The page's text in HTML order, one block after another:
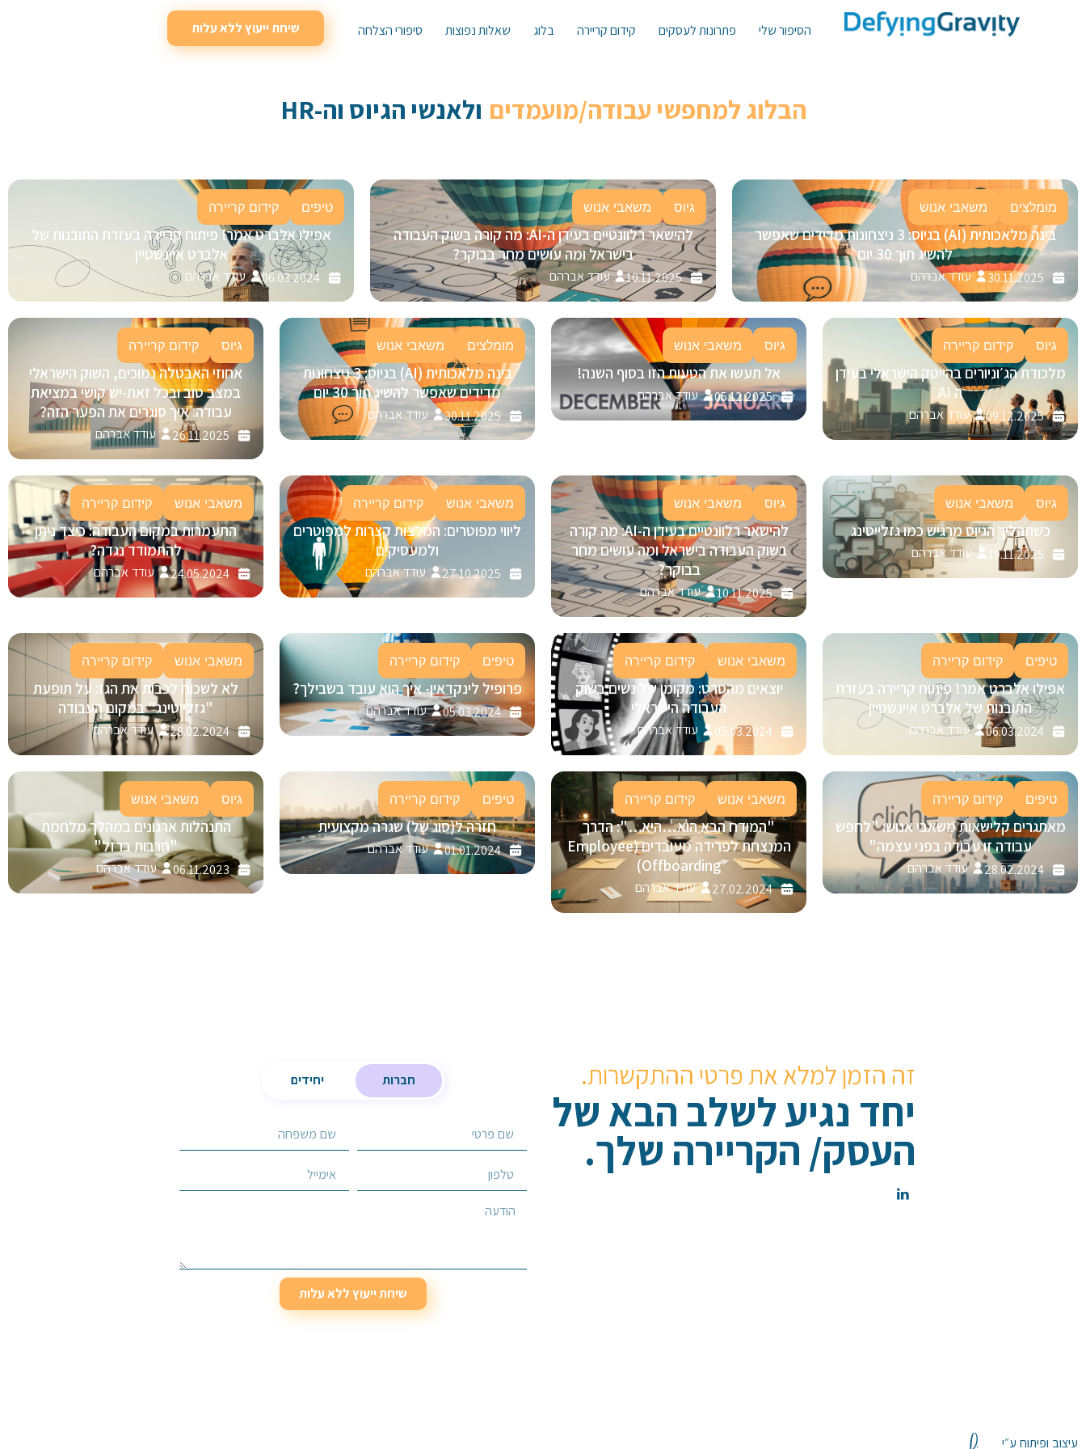
הסיפור שלי פתרונות לעסקים קידום קריירה בלוג שאלות נפוצות סיפורי הצלחה שיחת ייעוץ ללא עלות
הבלוג למחפשי עבודה/מועמדים ולאנשי הגיוס וה-HR
מומלצים משאבי אנוש
בינה מלאכותית (AI) בגיוס: 3 ניצחונות מדידים שאפשר
להשיג תוך 30 יום
30.11.2025 עודד אברהם
גיוס משאבי אנוש
להישאר רלוונטיים בעידן ה-AI: מה קורה בשוק העבודה
בישראל ומה עושים מחר בבוקר?
10.11.2025 עודד אברהם
טיפים קידום קריירה
אפילו אלברט אמר! פיתוח קריירה בעזרת התובנות של
אלברט איינשטיין
06.03.2024 עודד אברהם
גיוס קידום קריירה
מלכודת הג׳וניורים בהייטק הישראלי בעידן
ה AI
09.12.2025 עודד אברהם
גיוס משאבי אנוש
אל תעשו את הטעות הזו בסוף השנה!
05.12.2025 עודד אברהם
מומלצים משאבי אנוש
בינה מלאכותית (AI) בגיוס: 3 ניצחונות
מדידים שאפשר להשיג תוך 30 יום
30.11.2025 עודד אברהם
גיוס קידום קריירה
אחוזי האבטלה נמוכים, השוק הישראלי
במצב טוב ובכל זאת-יש קושי במציאת
עבודה. איך סוגרים את הפער הזה?
26.11.2025 עודד אברהם
גיוס משאבי אנוש
כשתהליך הגיוס מרגיש כמו גזלייטינג
19.11.2025 עודד אברהם
גיוס משאבי אנוש
להישאר רלוונטיים בעידן ה-AI: מה קורה
בשוק העבודה בישראל ומה עושים מחר
בבוקר?
10.11.2025 עודד אברהם
משאבי אנוש קידום קריירה
ליווי מפוטרים: המלצות קצרות למפוטרים
ולמעסיקים
27.10.2025 עודד אברהם
משאבי אנוש קידום קריירה
התעמרות במקום העבודה: כיצד ניתן
להתמודד נגדה?
24.05.2024 עודד אברהם
טיפים קידום קריירה
אפילו אלברט אמר! פיתוח קריירה בעזרת
התובנות של אלברט איינשטיין
06.03.2024 עודד אברהם
משאבי אנוש קידום קריירה
יוצאים מהסרט: מקומן של נשים בשוק
העבודה הישראלי
05.03.2024 עודד אברהם
טיפים קידום קריירה
פרופיל לינקדאין- איך הוא עובד בשבילך?
05.03.2024 עודד אברהם
משאבי אנוש קידום קריירה
לא לשכוח לכבות את הגז: על תופעת
"גזלייטינג" במקום העבודה
28.02.2024 עודד אברהם
טיפים קידום קריירה
מאתגרים קלישאות משאבי אנוש: "לחפש
עבודה זו עבודה בפני עצמה"
28.02.2024 עודד אברהם
משאבי אנוש קידום קריירה
"המודח הבא הוא…היא…": הדרך
המנצחת לפרידה מעובדים (Employee
Offboarding)
27.02.2024 עודד אברהם
טיפים קידום קריירה
חזרה ל(סוג של) שגרה מקצועית
01.01.2024 עודד אברהם
גיוס משאבי אנוש
התנהלות ארגונים במהלך מלחמת
"חרבות ברזל"
06.11.2023 עודד אברהם
זה הזמן למלא את פרטי ההתקשרות.
יחד נגיע לשלב הבא של
העסק/ הקריירה שלך.
חברות יחידים
שיחת ייעוץ ללא עלות
בחר/י שירות מבוקש
עיצוב ופיתוח ע״י